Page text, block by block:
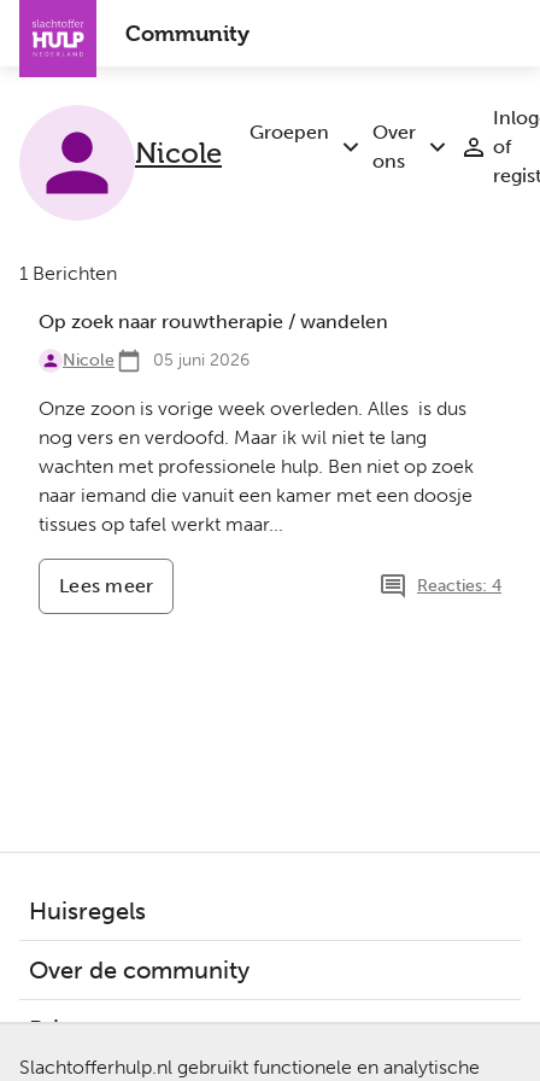
Slachtofferhulp.nl gebruikt functionele en analytische
Overslaan
naar
inhoud
gaan
Community
Groepen
Submenu
Over
ons
Submenu
of
Nicole
1 Berichten
Op zoek naar rouwtherapie / wandelen
Nicole 05 juni 2026
Onze zoon is vorige week overleden. Alles is dus
nog vers en verdoofd. Maar ik wil niet te lang
wachten met professionele hulp. Ben niet op zoek
naar iemand die vanuit een kamer met een doosje
tissues op tafel werkt maar...
Lees meer
Op
Reacties: 4
Huisregels
Over de community
Privacy